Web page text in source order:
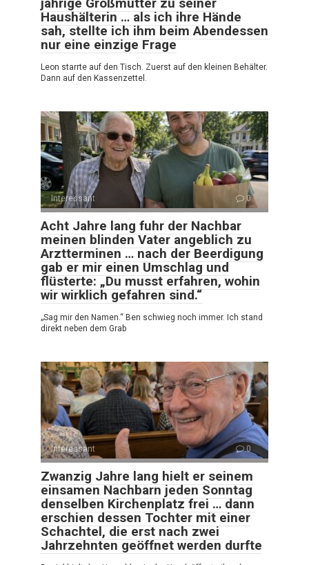
Haushälterin … als ich ihre Hände
sah, stellte ich ihm beim Abendessen
nur eine einzige Frage
Leon starrte auf den Tisch. Zuerst auf den kleinen Behälter.
Dann auf den Kassenzettel.
Interessant 0
Acht Jahre lang fuhr der Nachbar
meinen blinden Vater angeblich zu
Arztterminen … nach der Beerdigung
gab er mir einen Umschlag und
flüsterte: „Du musst erfahren, wohin
wir wirklich gefahren sind.“
„Sag mir den Namen.“ Ben schwieg noch immer. Ich stand
direkt neben dem Grab
Interessant 0
Zwanzig Jahre lang hielt er seinem
einsamen Nachbarn jeden Sonntag
denselben Kirchenplatz frei … dann
erschien dessen Tochter mit einer
Schachtel, die erst nach zwei
Jahrzehnten geöffnet werden durfte